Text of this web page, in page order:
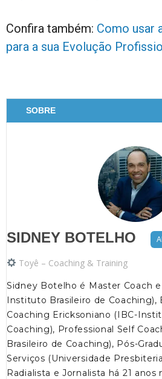
Confira também: Como usar
para a sua Evolução
SOBRE
SIDNEY BOTELHO
Toyê – Coaching & Training
Sidney Botelho é Master Coach
Instituto Brasileiro de Coaching),
Coaching Ericksoniano (IBC-
Coaching), Professional Self
Brasileiro de Coaching), Pós-
Serviços (Universidade
Radialista e Jornalista há 21 anos